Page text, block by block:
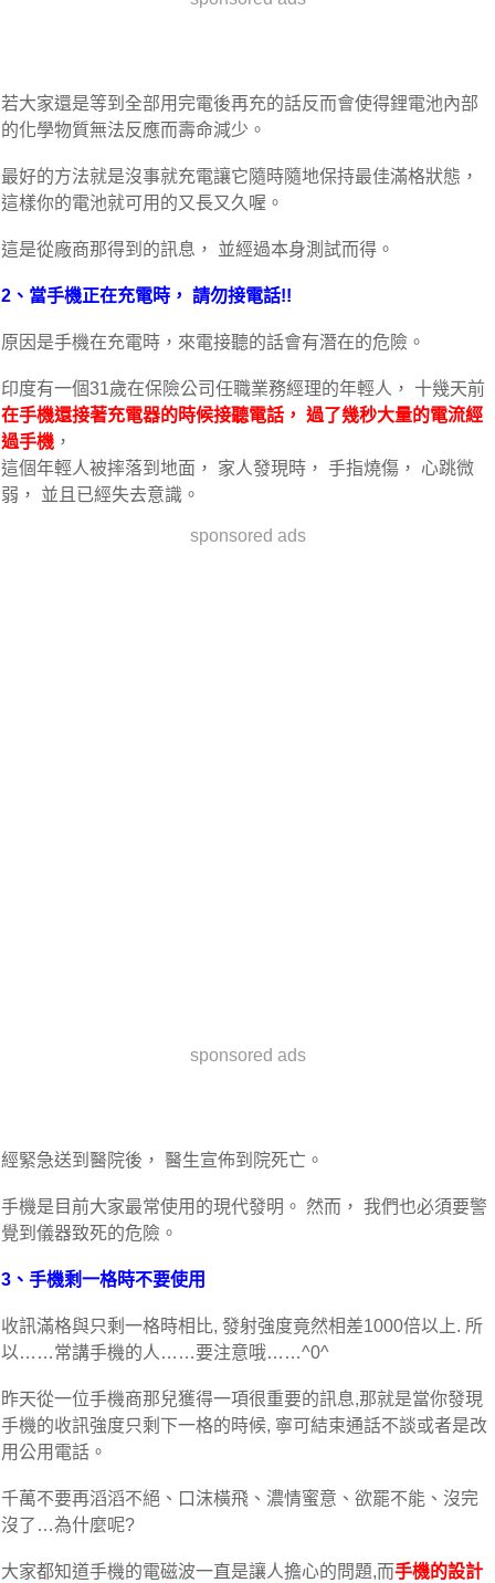
若大家還是等到全部用完電後再充的話反而會使得鋰電池內部
的化學物質無法反應而壽命減少。
最好的方法就是沒事就充電讓它隨時隨地保持最佳滿格狀態，
這樣你的電池就可用的又長又久喔。
這是從廠商那得到的訊息， 並經過本身測試而得。
2、當手機正在充電時， 請勿接電話!!
原因是手機在充電時，來電接聽的話會有潛在的危險。
印度有一個31歲在保險公司任職業務經理的年輕人， 十幾天前
在手機還接著充電器的時候接聽電話， 過了幾秒大量的電流經
過手機 ，
這個年輕人被摔落到地面， 家人發現時， 手指燒傷， 心跳微
弱， 並且已經失去意識。
sponsored ads
sponsored ads
經緊急送到醫院後， 醫生宣佈到院死亡。
手機是目前大家最常使用的現代發明。 然而， 我們也必須要警
覺到儀器致死的危險。
3、手機剩一格時不要使用
收訊滿格與只剩一格時相比, 發射強度竟然相差1000倍以上. 所
以……常講手機的人……要注意哦……^0^
昨天從一位手機商那兒獲得一項很重要的訊息,那就是當你發現
手機的收訊強度只剩下一格的時候, 寧可結束通話不談或者是改
用公用電話。
千萬不要再滔滔不絕、口沫橫飛、濃情蜜意、欲罷不能、沒完
沒了…為什麼呢?
大家都知道手機的電磁波一直是讓人擔心的問題,而手機的設計